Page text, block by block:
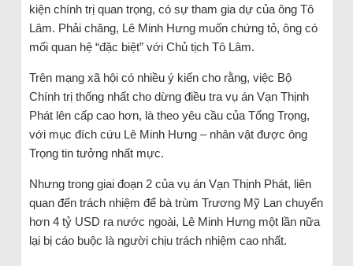
kiện chính trị quan trọng, có sự tham gia dự của ông Tô
Lâm. Phải chăng, Lê Minh Hưng muốn chứng tỏ, ông có
mối quan hệ “đặc biệt” với Chủ tịch Tô Lâm.
Trên mạng xã hội có nhiều ý kiến cho rằng, việc Bộ
Chính trị thống nhất cho dừng điều tra vụ án Vạn Thịnh
Phát lên cấp cao hơn, là theo yêu cầu của Tổng Trọng,
với mục đích cứu Lê Minh Hưng – nhân vật được ông
Trọng tin tưởng nhất mực.
Nhưng trong giai đoạn 2 của vụ án Vạn Thịnh Phát, liên
quan đến trách nhiệm để bà trùm Trương Mỹ Lan chuyển
hơn 4 tỷ USD ra nước ngoài, Lê Minh Hưng một lần nữa
lại bị cáo buộc là người chịu trách nhiệm cao nhất.